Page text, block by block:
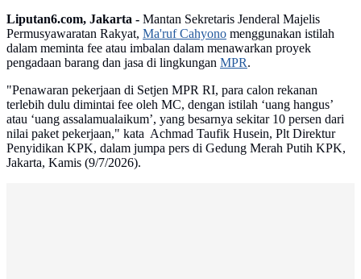
Liputan6.com, Jakarta - Mantan Sekretaris Jenderal Majelis
Permusyawaratan Rakyat, Ma'ruf Cahyono menggunakan istilah
dalam meminta fee atau imbalan dalam menawarkan proyek
pengadaan barang dan jasa di lingkungan MPR.
"Penawaran pekerjaan di Setjen MPR RI, para calon rekanan
terlebih dulu dimintai fee oleh MC, dengan istilah ‘uang hangus’
atau ‘uang assalamualaikum’, yang besarnya sekitar 10 persen dari
nilai paket pekerjaan," kata Achmad Taufik Husein, Plt Direktur
Penyidikan KPK, dalam jumpa pers di Gedung Merah Putih KPK,
Jakarta, Kamis (9/7/2026).